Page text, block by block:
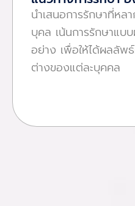
นําเสนอการรักษาที่หล
บุคล เน้นการรักษาแบ
อย่าง เพื่อให้ได้ผลลั
ต่างของแต่ละบุคคล